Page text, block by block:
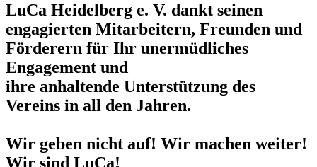
LuCa Heidelberg e. V. dankt seinen
engagierten Mitarbeitern, Freunden und
Förderern für Ihr unermüdliches
Engagement und
ihre anhaltende Unterstützung des
Vereins in all den Jahren.
Wir geben nicht auf! Wir machen weiter!
Wir sind LuCa!